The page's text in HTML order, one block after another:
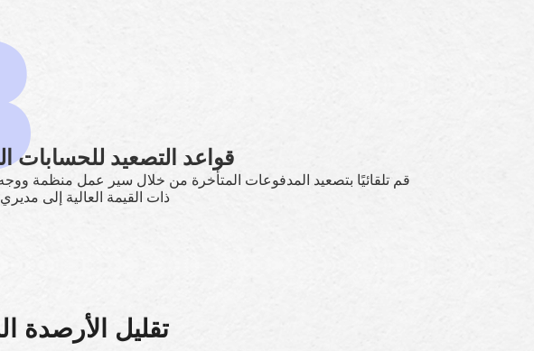
قواعد التصعيد للحسابات
قم تلقائيًا بتصعيد المدفوعات المتأخرة من خلال سير عمل منظمة
ذات القيمة العالية إلى
تقليل الأرصدة